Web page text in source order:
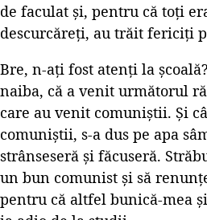
de faculat și, pentru că toți
descurcăreți, au trăit fericiți
Bre, n-ați fost atenți la
naiba, că a venit următorul
care au venit comuniștii. Și
comuniștii, s-a dus pe apa
strânseseră și făcuseră.
un bun comunist și să
pentru că altfel bunică-mea